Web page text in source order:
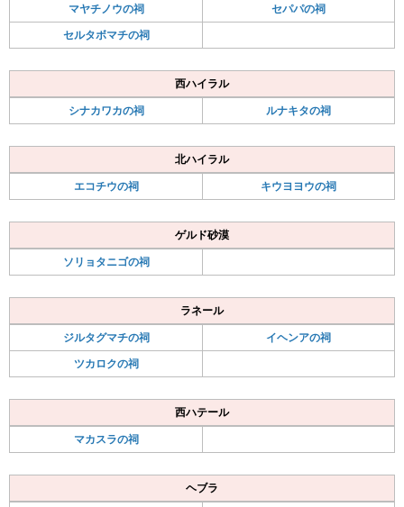
マヤチノウの祠
セパパの祠
セルタボマチの祠
西ハイラル
シナカワカの祠
ルナキタの祠
北ハイラル
エコチウの祠
キウヨヨウの祠
ゲルド砂漠
ソリョタニゴの祠
ラネール
ジルタグマチの祠
イヘンアの祠
ツカロクの祠
西ハテール
マカスラの祠
ヘブラ